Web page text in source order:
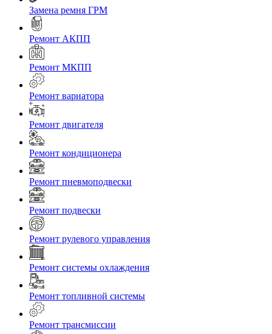
Замена ремня ГРМ
Ремонт АКПП
Ремонт МКПП
Ремонт вариатора
Ремонт двигателя
Ремонт кондиционера
Ремонт пневмоподвески
Ремонт подвески
Ремонт рулевого управления
Ремонт системы охлаждения
Ремонт топливной системы
Ремонт трансмиссии